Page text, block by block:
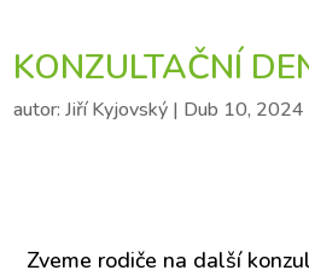
KONZULTAČNÍ
autor:Jiří Kyjovský | Dub 10, 2024
Zveme rodiče na další